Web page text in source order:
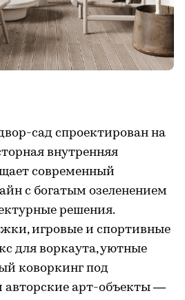
сад спроектирован на
внутренняя
современный
с богатым озеленением
решения.
игровые и спортивные
для воркаута, уютные
коворкинг под
арт-объекты —